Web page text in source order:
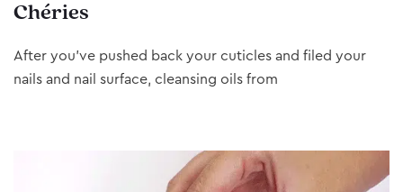
Chéries
After you’ve pushed back your cuticles and filed your
nails and nail surface, cleansing oils from